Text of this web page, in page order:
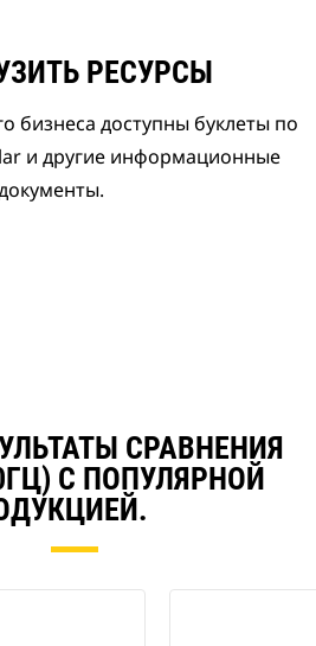
РЕСУРСЫ
бизнеса доступны буклеты по
и другие информационные
СРАВНЕНИЯ
С ПОПУЛЯРНОЙ